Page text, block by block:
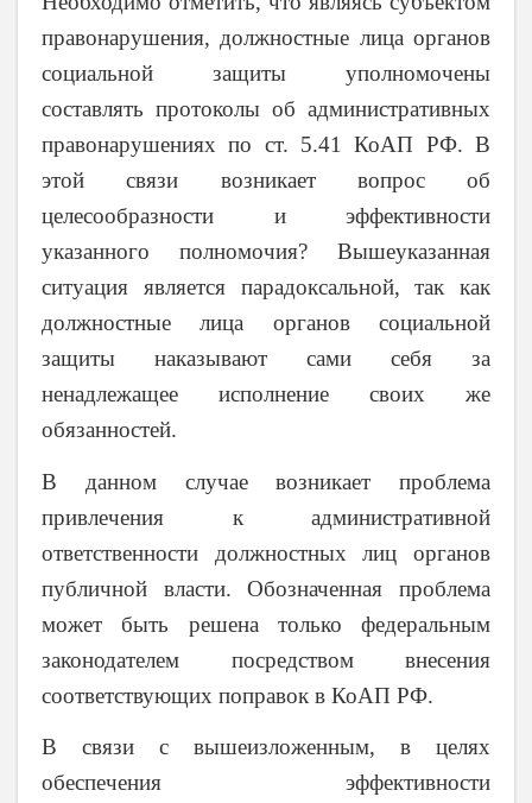
правонарушения, должностные лица органов
социальной защиты уполномочены
составлять протоколы об административных
правонарушениях по ст. 5.41 КоАП РФ. В
этой связи возникает вопрос об
целесообразности и эффективности
указанного полномочия? Вышеуказанная
ситуация является парадоксальной, так как
должностные лица органов социальной
защиты наказывают сами себя за
ненадлежащее исполнение своих же
обязанностей.
В данном случае возникает проблема
привлечения к административной
ответственности должностных лиц органов
публичной власти. Обозначенная проблема
может быть решена только федеральным
законодателем посредством внесения
соответствующих поправок в КоАП РФ.
В связи с вышеизложенным, в целях
обеспечения эффективности